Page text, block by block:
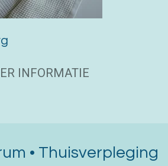
INFORMATIE
• Thuisverpleging